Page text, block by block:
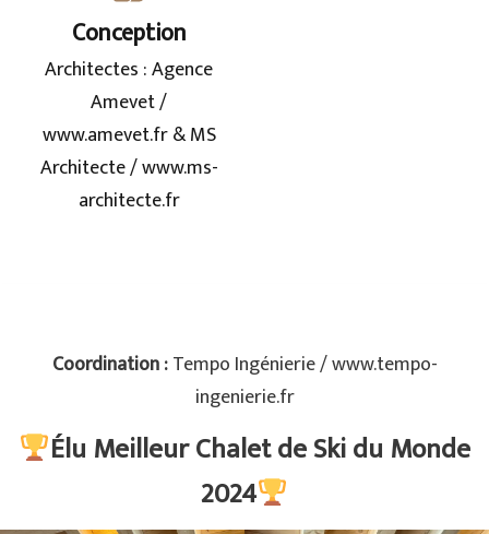
Conception
Architectes : Agence
Amevet /
www.amevet.fr & MS
Architecte / www.ms-
architecte.fr
Coordination :Tempo Ingénierie / www.tempo-
ingenierie.fr
Élu Meilleur Chalet de Ski du Monde
2024